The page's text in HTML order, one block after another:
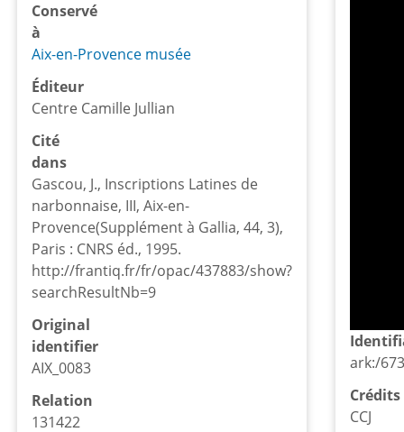
Conservé
à
Aix-en-Provence musée
Éditeur
Centre Camille Jullian
Cité
dans
Gascou, J., Inscriptions Latines de
narbonnaise, III, Aix-en-
Provence(Supplément à Gallia, 44, 3),
Paris : CNRS éd., 1995.
http://frantiq.fr/fr/opac/437883/show?
searchResultNb=9
Original
identifier
AIX_0083
Relation
131422
ark:/
CCJ